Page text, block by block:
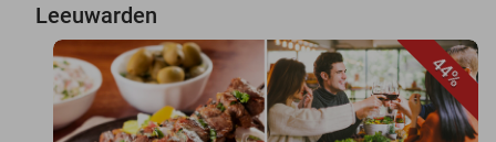
Leeuwarden
44%